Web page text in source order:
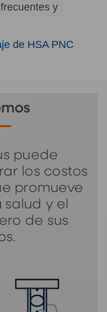
y
de HSA PNC
puede
los costos
promueve
y el
de sus